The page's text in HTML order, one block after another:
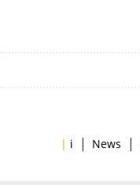
| i | News |